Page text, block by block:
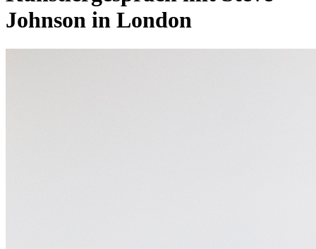
Johnson in London